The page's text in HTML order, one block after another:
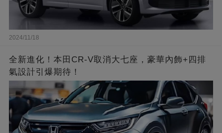
2024/11/18
全新進化！本田CR-V取消大七座，豪華內飾+四排
氣設計引爆期待！